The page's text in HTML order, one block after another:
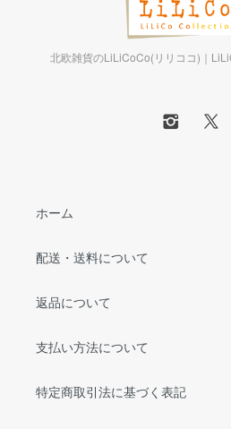
北欧雑貨のLiLiCoCo(リリココ)｜
ホーム
配送・送料について
返品について
支払い方法について
特定商取引法に基づく表記